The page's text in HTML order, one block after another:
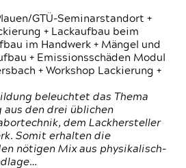
GTÜ-Seminarstandort +
+ Lackaufbau beim
im Handwerk + Mängel und
+ Emissionsschäden Modul
+ Workshop Lackierung +
beleuchtet das Thema
aus den drei üblichen
dem Lackhersteller
Somit erhalten die
nötigen Mix aus physikalisch-